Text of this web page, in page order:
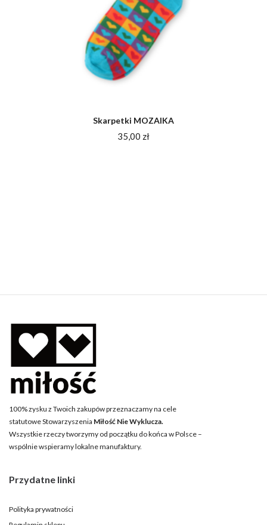
Skarpetki MOZAIKA
35,00 zł
100% zysku z Twoich zakupów przeznaczamy na cele
statutowe Stowarzyszenia Miłość Nie Wyklucza.
Wszystkie rzeczy tworzymy od początku do końca w Polsce –
wspólnie wspieramy lokalne manufaktury.
Przydatne linki
Polityka prywatności